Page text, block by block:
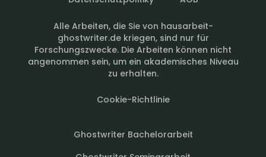
Alle Arbeiten, die Sie von hausarbeit-
ghostwriter.de kriegen, sind nur für
Forschungszwecke. Die Arbeiten können nicht
angenommen sein, um ein akademisches Niveau
zu erhalten.
Cookie-Richtlinie
Ghostwriter Bachelorarbeit